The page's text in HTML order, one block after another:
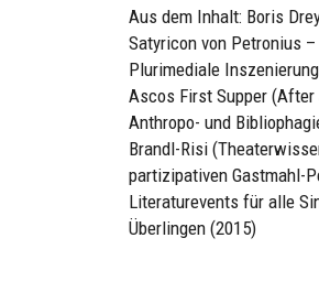
Aus dem Inhalt: Boris
Satyricon von Petronius
Plurimediale
Ascos First Supper
Anthropo- und
Brandl-Risi
partizipativen Gastmahl-
Literaturevents für alle
Überlingen (2015)